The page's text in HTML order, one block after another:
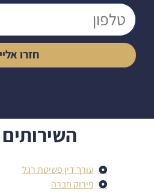
חזרו אליי
עורך דין פשיטת רגל
פירוק חברה